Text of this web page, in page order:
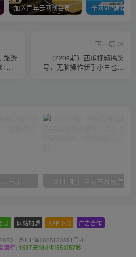
加入青年云网创会员，全站资源免费学习。加入高级合伙人，推广日入1000+
-旅游
书
下一篇
（7206期）西瓜视频搞笑
号，无脑操作新手小白也可
员 网站加盟 APP下载 广告合作
· 苏ICP备2025153851号-1 ·
运行: 1637天18小时55分58秒